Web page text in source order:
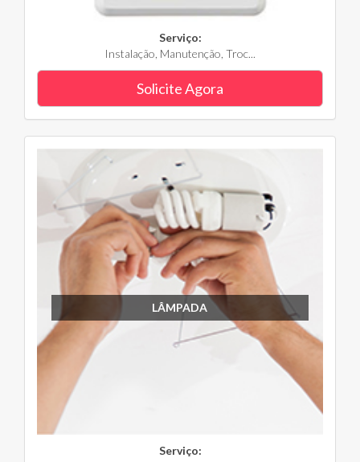
Serviço:
Instalação, Manutenção, Troc...
Solicite Agora
LÂMPADA
Serviço: